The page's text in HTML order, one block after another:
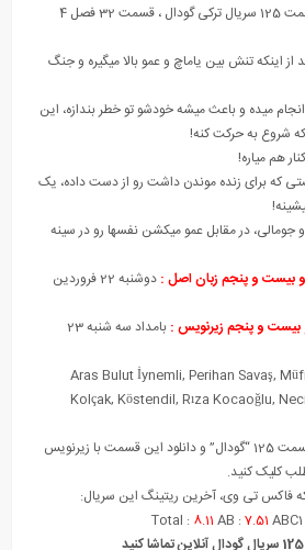
دانلود قسمت 125 سریال ترکی گودال ، قسمت 32 فصل 4
از اینکه تنش بین یاماچ و عمو بالا میگیره و جنگ
میده و باعث میشه خودشو تو خطر بندازه، این
شروع به حرکت کنه!
هم میاره!
که برای زنده موندن داشت رو از دست داده، یک
جومالی، در مقابل عمو میکشن نفسها رو در سینه
و پنجم زبان اصل :
دوشنبه 22 فروردین
و پنجم زیرنویس :
بامداد سه شنبه 23
Aras Bulut İynemli, Perihan Savaş,
Kolçak, Köstendil, Rıza Kocaoğlu,
جهت مشاهده تیزر و فراگمان قسمت 125 “گودال” و دانلود این قسمت با زیرنویس
کلیک کنید.
فاکس تی وی، آخرین ریتینگ این سریال:
Total : 8.11 AB : 7.51
سریال گودالآنلاین تماشا کنید